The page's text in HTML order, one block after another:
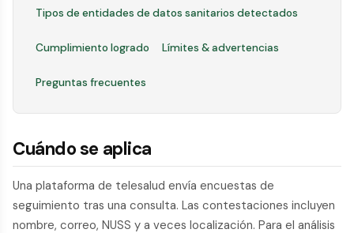
Tipos de entidades de datos sanitarios detectados
Cumplimiento logrado Límites & advertencias
Preguntas frecuentes
Cuándo se aplica
Una plataforma de telesalud envía encuestas de
seguimiento tras una consulta. Las contestaciones incluyen
nombre, correo, NUSS y a veces localización. Para el análisis